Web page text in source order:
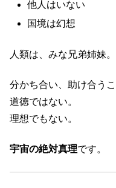
他人はいない
国境は幻想
人類は、みな兄弟姉妹。
分かち合い、助け合うこ
道徳ではない。
理想でもない。
宇宙の絶対真理です。